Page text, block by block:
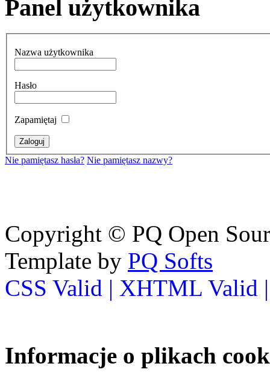
Panel użytkownika
Nazwa użytkownika
Hasło
Zapamiętaj
Nie pamiętasz hasła? Nie pamiętasz nazwy?
Copyright © PQ Open
Template by PQ Softs
CSS Valid | XHTML Valid
Informacje o plikach